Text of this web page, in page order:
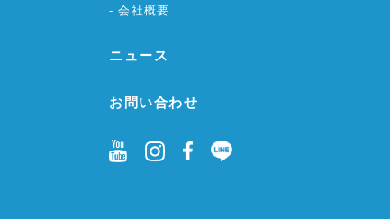
会社概要
ニュース
お問い合わせ